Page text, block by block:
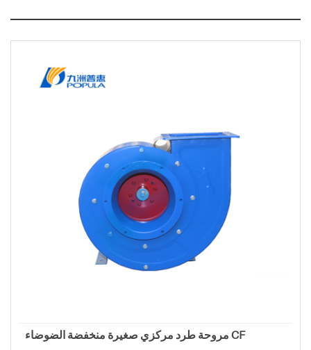
مروحة طرد مركزي صغيرة منخفضة الضوضاء CF